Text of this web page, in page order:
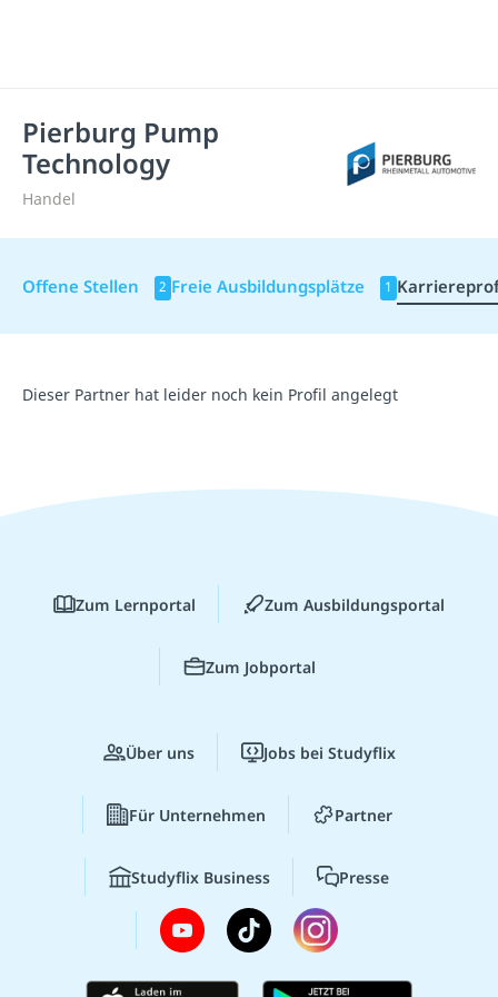
Pierburg Pump
Technology
Handel
Offene Stellen 2 Freie Ausbildungsplätze 1
Dieser Partner hat leider noch kein Profil angelegt
Zum Lernportal Zum Ausbildungsportal
Zum Jobportal
Über uns Jobs bei Studyflix
Für Unternehmen Partner
Studyflix Business Presse